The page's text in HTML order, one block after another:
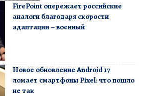
FirePoint опережает российские
аналоги благодаря скорости
адаптации – военный
Новое обновление Android 17
ломает смартфоны Pixel: что пошло
не так